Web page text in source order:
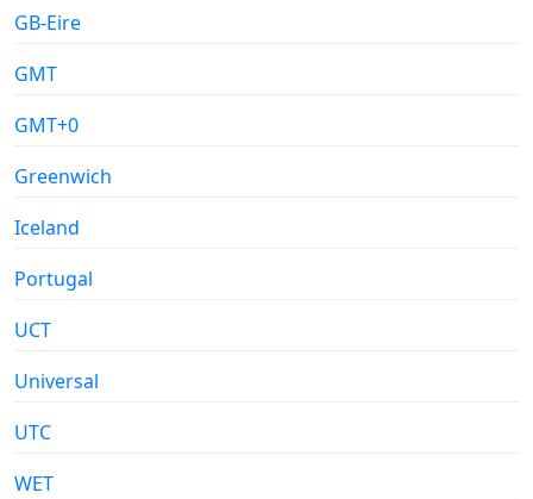
GB-Eire
GMT
GMT+0
Greenwich
Iceland
Portugal
UCT
Universal
UTC
WET